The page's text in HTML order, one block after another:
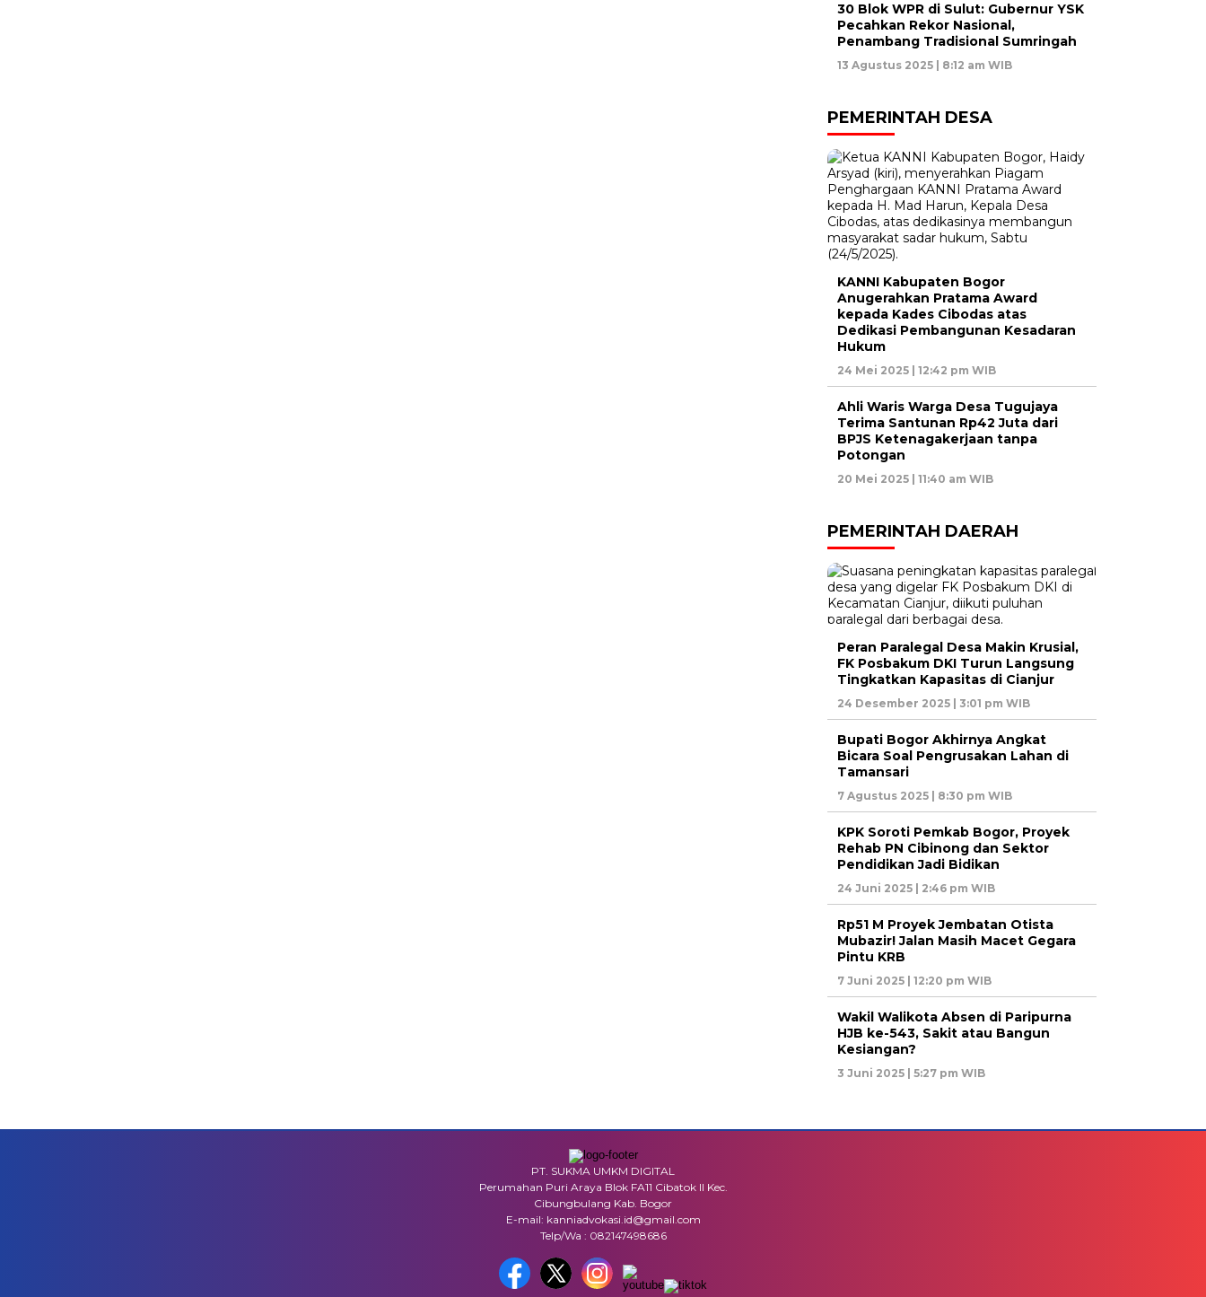
30 Blok WPR di Sulut: Gubernur YSK
Pecahkan Rekor Nasional,
Penambang Tradisional Sumringah
13 Agustus 2025 | 8:12 am WIB
PEMERINTAH DESA
KANNI Kabupaten Bogor
Anugerahkan Pratama Award
kepada Kades Cibodas atas
Dedikasi Pembangunan Kesadaran
Hukum
24 Mei 2025 | 12:42 pm WIB
Ahli Waris Warga Desa Tugujaya
Terima Santunan Rp42 Juta dari
BPJS Ketenagakerjaan tanpa
Potongan
20 Mei 2025 | 11:40 am WIB
PEMERINTAH DAERAH
Peran Paralegal Desa Makin Krusial,
FK Posbakum DKI Turun Langsung
Tingkatkan Kapasitas di Cianjur
24 Desember 2025 | 3:01 pm WIB
Bupati Bogor Akhirnya Angkat
Bicara Soal Pengrusakan Lahan di
Tamansari
7 Agustus 2025 | 8:30 pm WIB
KPK Soroti Pemkab Bogor, Proyek
Rehab PN Cibinong dan Sektor
Pendidikan Jadi Bidikan
24 Juni 2025 | 2:46 pm WIB
Rp51 M Proyek Jembatan Otista
Mubazir! Jalan Masih Macet Gegara
Pintu KRB
7 Juni 2025 | 12:20 pm WIB
Wakil Walikota Absen di Paripurna
HJB ke-543, Sakit atau Bangun
Kesiangan?
3 Juni 2025 | 5:27 pm WIB
PT. SUKMA UMKM DIGITAL
Perumahan Puri Araya Blok FA11 Cibatok II Kec.
Cibungbulang Kab. Bogor
E-mail: kanniadvokasi.id@gmail.com
Telp/Wa : 082147498686